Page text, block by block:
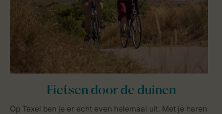
Fietsen door de duinen
Op Texel ben je er echt even helemaal uit. Met je haren